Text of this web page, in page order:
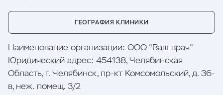
ГЕОГРАФИЯ КЛИНИКИ
Наименование организации: ООО "Ваш врач"
Юридический адрес: 454138, Челябинская
Область, г. Челябинск, пр-кт Комсомольский, д. 36-
в, неж. помещ. 3/2